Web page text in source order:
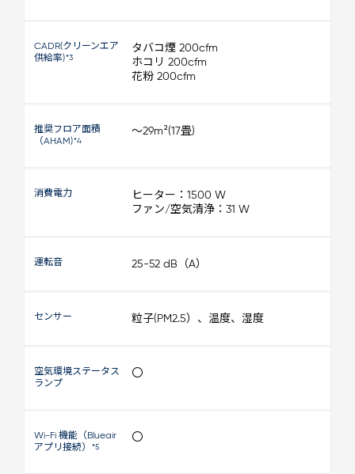
CADR(クリーンエア
供給率)*3
タバコ煙 200cfm
ホコリ 200cfm
花粉 200cfm
推奨フロア面積
（AHAM)*4
～29m²(17畳)
消費電力
ヒーター：1500 W
ファン/空気清浄：31 W
運転音 25-52 dB（A）
センサー 粒子(PM2.5）、温度、湿度
空気環境ステータス
ランプ
〇
Wi-Fi 機能（Blueair
アプリ接続）
*5
〇